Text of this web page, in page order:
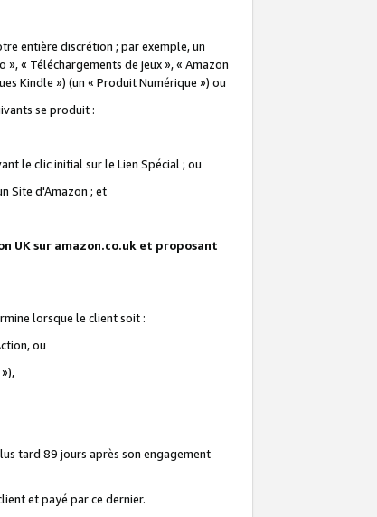
entière discrétion ; par exemple, un
« Téléchargements de jeux », « Amazon
Kindle ») (un « Produit Numérique ») ou
se produit :
le clic initial sur le Lien Spécial ; ou
Site d'Amazon ; et
UK sur amazon.co.uk et proposant
lorsque le client soit :
ou
»),
tard 89 jours après son engagement
et payé par ce dernier.